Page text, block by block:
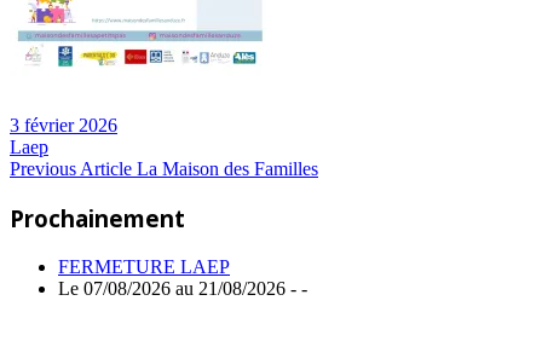
3 février 2026
Laep
Navigation
de
l’article
Previous ArticlePrevious
La Maison des Familles
Prochainement
FERMETURE LAEP
Le 07/08/2026 au 21/08/2026 - -